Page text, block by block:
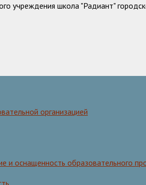
учреждения школа "Радиант"
организацией
и оснащенность образовательного